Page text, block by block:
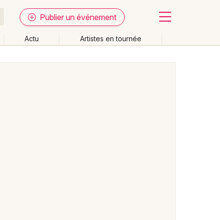
Publier un événement
Actu Artistes en tournée